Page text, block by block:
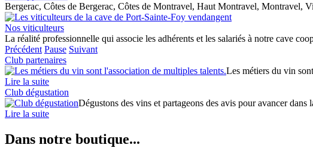
Bergerac, Côtes de Bergerac, Côtes de Montravel, Haut Montravel, Montravel,
Nos viticulteurs
La réalité professionnelle qui associe les adhérents et les salariés à notre cave
Précédent Pause Suivant
Club partenaires
Les métiers du vin
Lire la suite
Club dégustation
Dégustons des vins et partageons des avis pour avancer
Lire la suite
Dans notre boutique...